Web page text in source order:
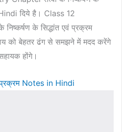
दिये है। Class 12
के सिद्धांत एवं प्रक्रम
को बेहतर ढंग से समझने में मदद करेंगे
होंगे।
प्रक्रम Notes in Hindi